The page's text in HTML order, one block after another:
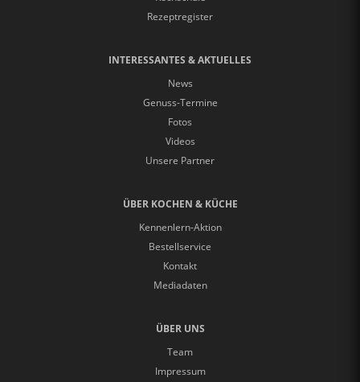
Rezeptregister
INTERESSANTES & AKTUELLES
News
Genuss-Termine
Fotos
Videos
Unsere Partner
ÜBER KOCHEN & KÜCHE
Kennenlern-Aktion
Bestellservice
Kontakt
Mediadaten
ÜBER UNS
Team
Impressum